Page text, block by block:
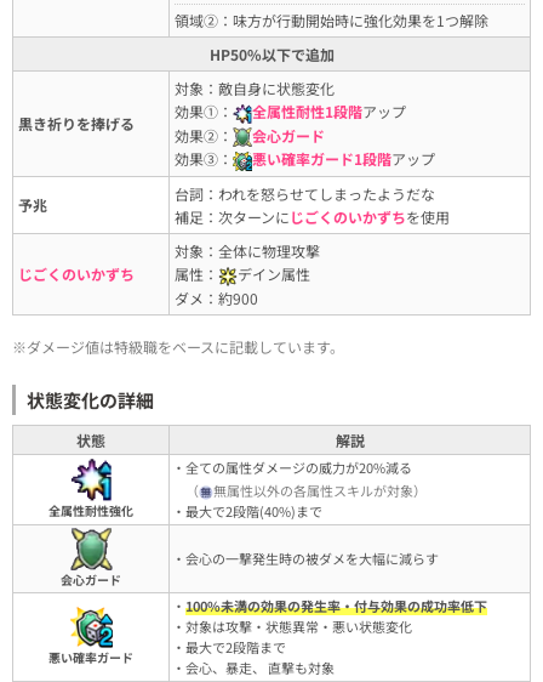
領域②：味方が行動開始時に強化効果を1つ解除
HP50%以下で追加
黒き祈りを捧げる
対象：敵自身に状態変化
効果①：
全属性耐性1段階アップ
効果②：
会心ガード
効果③：
悪い確率ガード1段階アップ
予兆
台詞：われを怒らせてしまったようだな
補足：次ターンにじごくのいかずちを使用
じごくのいかずち
対象：全体に物理攻撃
属性：
デイン属性
ダメ：約900
※ダメージ値は特級職をベースに記載しています。
状態変化の詳細
状態 解説
全属性耐性強化
・全ての属性ダメージの威力が20%減る
（
無属性以外の各属性スキルが対象）
・最大で2段階(40%)まで
会心ガード
・会心の一撃発生時の被ダメを大幅に減らす
悪い確率ガード
・ 100%未満の効果の発生率・付与効果の成功率低下
・対象は攻撃・状態異常・悪い状態変化
・最大で2段階まで
・会心、暴走、 直撃も対象